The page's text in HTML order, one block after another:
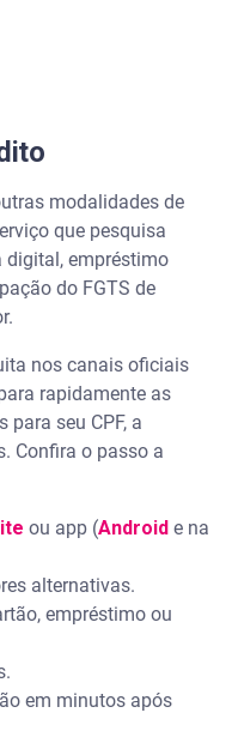
modalidades de
que pesquisa
digital, empréstimo
do FGTS de
nos canais oficiais
rapidamente as
para seu CPF, a
Confira o passo a
ou app (Android e na
alternativas.
empréstimo ou
em minutos após